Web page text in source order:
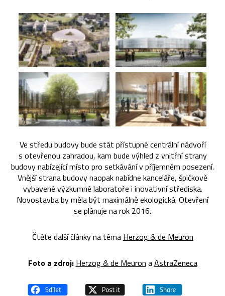
Ve středu budovy bude stát přístupné centrální nádvoří
s otevřenou zahradou, kam bude výhled z vnitřní strany
budovy nabízející místo pro setkávání v příjemném posezení.
Vnější strana budovy naopak nabídne kanceláře, špičkově
vybavené výzkumné laboratoře i inovativní střediska.
Novostavba by měla být maximálně ekologická. Otevření
se plánuje na rok 2016.
Čtěte další články na téma Herzog & de Meuron
Foto a zdroj: Herzog & de Meuron aAstraZeneca